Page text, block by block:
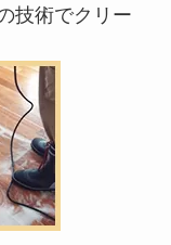
技術でクリー